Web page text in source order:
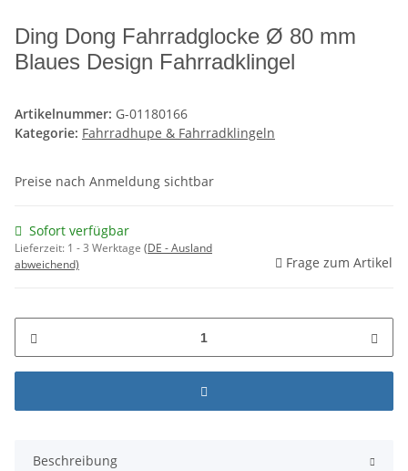
Ding Dong Fahrradglocke Ø 80 mm
Blaues Design Fahrradklingel
Artikelnummer: G-01180166
Kategorie: Fahrradhupe & Fahrradklingeln
Preise nach Anmeldung sichtbar
Sofort verfügbar
Lieferzeit: 1 - 3 Werktage (DE - Ausland
abweichend)
Frage zum Artikel
Beschreibung